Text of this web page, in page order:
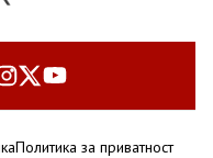
Политика за приватност